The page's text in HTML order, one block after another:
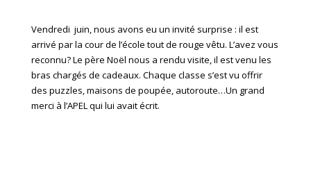
Vendredi juin, nous avons eu un invité surprise : il est
arrivé par la cour de l’école tout de rouge vêtu. L’avez vous
reconnu? Le père Noël nous a rendu visite, il est venu les
bras chargés de cadeaux. Chaque classe s’est vu offrir
des puzzles, maisons de poupée, autoroute…Un grand
merci à l’APEL qui lui avait écrit.